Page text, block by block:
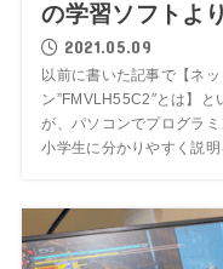
の学習ソフトよ
2021.05.09
以前に書いた記事で【ネ
ン”FMVLH55C2″とは】
が、パソコンでプログラ
小学生に分かりやすく説明